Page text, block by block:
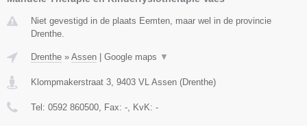
Niet gevestigd in de plaats Eemten, maar wel in de provincie
Drenthe.
Drenthe » Assen | Google maps ▼
Klompmakerstraat 3 9403 VL Assen (Drenthe)
Tel: 0592 860500 , Fax: - , KvK: -